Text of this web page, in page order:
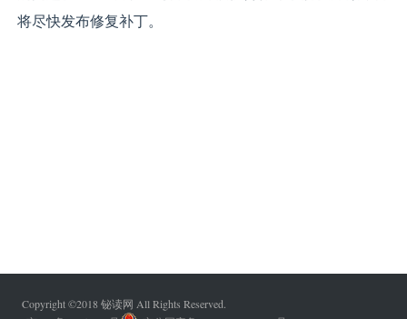
将尽快发布修复补丁。
Copyright ©2018 铋读网 All Rights Reserved.